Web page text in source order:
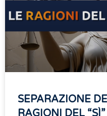
SEPARAZIONE